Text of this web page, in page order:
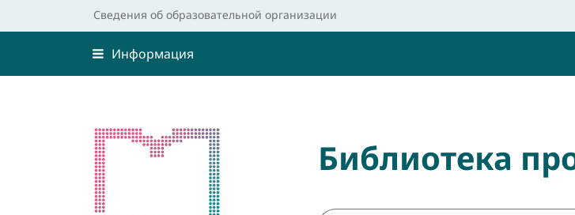
Сведения об образовательной организации
Информация
Библиотека